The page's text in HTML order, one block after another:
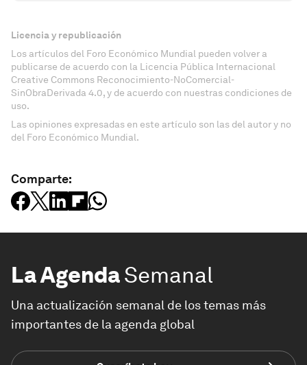
Licencia y republicación
Los artículos del Foro Económico Mundial pueden volver a
publicarse de acuerdo con la Licencia Pública Internacional
Creative Commons Reconocimiento-NoComercial-
SinObraDerivada 4.0, y de acuerdo con nuestras condiciones de
uso.
Las opiniones expresadas en este artículo son las del autor y no
del Foro Económico Mundial.
Comparte:
La AgendaSemanal
Una actualización semanal de los temas más
importantes de la agenda global